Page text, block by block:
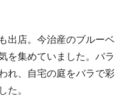
出店。今治産のブルーベ
を集めていました。バラ
れ、自宅の庭をバラで彩
た。